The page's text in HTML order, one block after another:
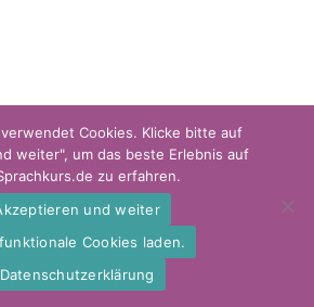
Disclaimer
Cookies. Klicke bitte auf
weiter", um das beste Erlebnis auf
zu erfahren.
und weiter
Cookies laden.
Datenschutzerklärung